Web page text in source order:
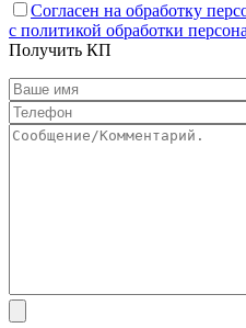
Согласен на обработку
с политикой обработки
Получить КП